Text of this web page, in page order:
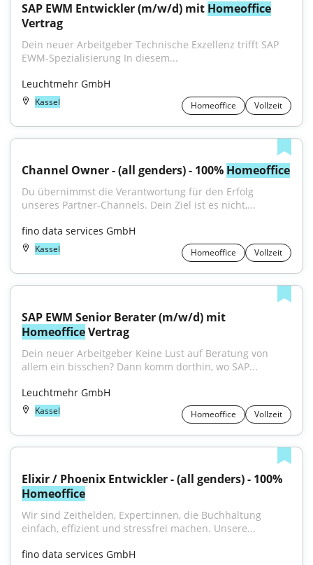
SAP EWM Entwickler (m/w/d) mit Homeoffice
Vertrag
Dein neuer Arbeitgeber Technische Exzellenz trifft SAP
EWM-Spezialisierung In diesem...
Leuchtmehr GmbH
Kassel Homeoffice Vollzeit
Channel Owner - (all genders) - 100% Homeoffice
Du übernimmst die Verantwortung für den Erfolg
unseres Partner-Channels. Dein Ziel ist es nicht,...
fino data services GmbH
Kassel Homeoffice Vollzeit
Homeoffice Vertrag
Dein neuer Arbeitgeber Keine Lust auf Beratung von
allem ein bisschen? Dann komm dorthin, wo SAP...
Leuchtmehr GmbH
Kassel Homeoffice Vollzeit
Homeoffice
Wir sind Zeithelden, Expert:innen, die Buchhaltung
einfach, effizient und stressfrei machen. Unsere...
fino data services GmbH